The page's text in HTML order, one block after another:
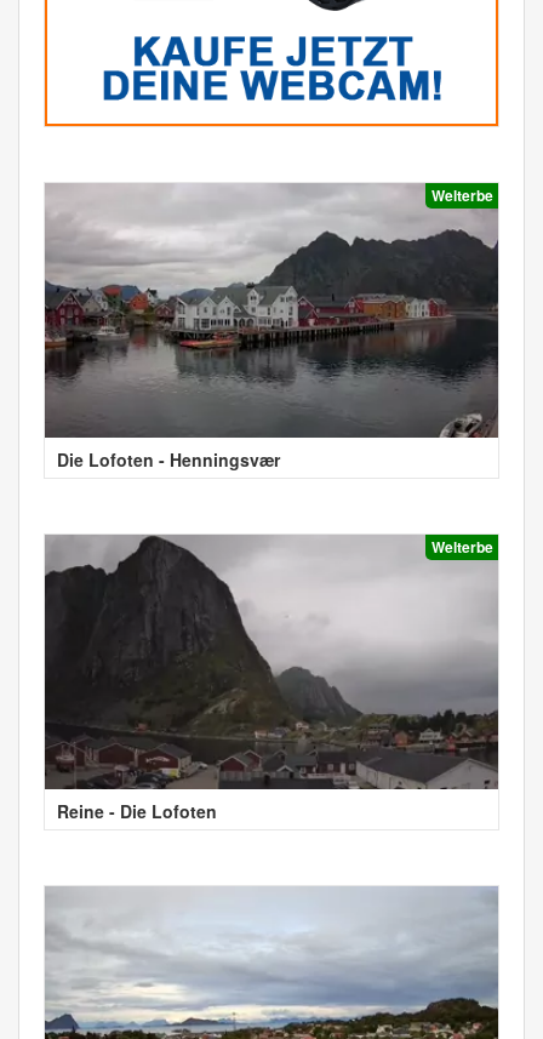
Welterbe
Die Lofoten - Henningsvær
Welterbe
Reine - Die Lofoten